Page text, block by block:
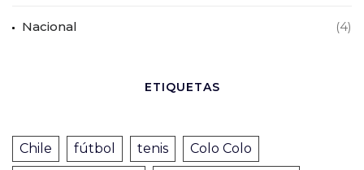
Nacional (4)
ETIQUETAS
Chile fútbol tenis
Colo Colo